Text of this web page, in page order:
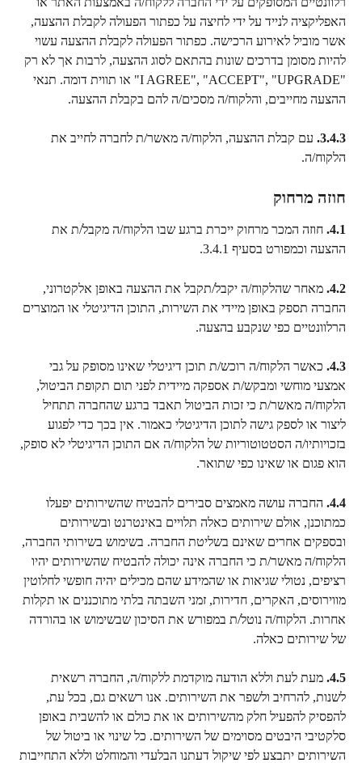
האפליקציה לנייד על ידי לחיצה על כפתור הפעולה לקבלת ההצעה,
אשר מוביל לאירוע הרכישה. כפתור הפעולה לקבלת ההצעה עשוי
להיות מסומן בדרכים שונות בהתאם לסוג ההצעה, לרבות אך לא רק
"I AGREE", "ACCEPT", "UPGRADE" או תווית דומה. תנאי
ההצעה מחייבים, והלקוח/ה מסכים/ה להם בקבלת ההצעה.
3.4.3. עם קבלת ההצעה, הלקוח/ה מאשר/ת לחברה לחייב את
הלקוח/ה.
חוזה מרחוק
4.1. חוזה המכר מרחוק ייכרת ברגע שבו הלקוח/ה מקבל/ת את
ההצעה וכמפורט בסעיף 3.4.1.
4.2. מאחר שהלקוח/ה יקבל/תקבל את ההצעה באופן אלקטרוני,
החברה תספק באופן מיידי את השירות, התוכן הדיגיטלי או המוצרים
הרלוונטיים כפי שנקבע בהצעה.
4.3. כאשר הלקוח/ה רוכש/ת תוכן דיגיטלי שאינו מסופק על גבי
אמצעי מוחשי ומבקש/ת אספקה מיידית לפני תום תקופת הביטול,
הלקוח/ה מאשר/ת כי זכות הביטול תאבד ברגע שהחברה תתחיל
ליצור או לספק גישה לתוכן הדיגיטלי כאמור. אין בכך כדי לפגוע
בזכויותיו/ה הסטטוטוריות של הלקוח/ה אם התוכן הדיגיטלי לא סופק,
הוא פגום או שאינו כפי שתואר.
4.4. החברה עושה מאמצים סבירים להבטיח שהשירותים יפעלו
כמתוכנן, אולם שירותים כאלה תלויים באינטרנט ובשירותים
ובספקים אחרים שאינם בשליטת החברה. בשימוש בשירותי החברה,
הלקוח/ה מאשר/ת כי החברה אינה יכולה להבטיח שהשירותים יהיו
רציפים, נטולי שגיאות או שהמידע שהם מכילים יהיה חופשי לחלוטין
מווירוסים, האקרים, חדירות, זמני השבתה בלתי מתוכננים או תקלות
אחרות. הלקוח/ה נוטל/ת במפורש את הסיכון שבשימוש או בהורדה
של שירותים כאלה.
4.5. מעת לעת וללא הודעה מוקדמת ללקוח/ה, החברה רשאית
לשנות, להרחיב ולשפר את השירותים. אנו רשאים גם, בכל עת,
להפסיק להפעיל חלק מהשירותים או את כולם או להשבית באופן
סלקטיבי היבטים מסוימים של השירותים. כל שינוי או ביטול של
השירותים יתבצע לפי שיקול דעתנו הבלעדי והמוחלט וללא התחייבות